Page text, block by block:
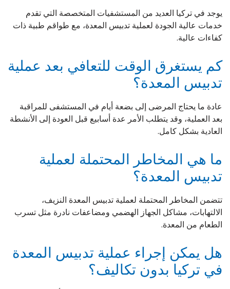
يوجد في تركيا العديد من المستشفيات المتخصصة التي تقدم
خدمات عالية الجودة لعملية تدبيس المعدة، مع طواقم طبية ذات
كفاءات عالية.
كم يستغرق الوقت للتعافي بعد عملية
تدبيس المعدة؟
عادة ما يحتاج المرضى إلى بضعة أيام في المستشفى للمراقبة
بعد العملية، وقد يتطلب الأمر عدة أسابيع قبل العودة إلى الأنشطة
العادية بشكل كامل.
ما هي المخاطر المحتملة لعملية
تدبيس المعدة؟
تتضمن المخاطر المحتملة لعملية تدبيس المعدة النزيف،
الالتهابات، مشاكل الجهاز الهضمي ومضاعفات نادرة مثل تسرب
الطعام من المعدة.
هل يمكن إجراء عملية تدبيس المعدة
في تركيا بدون تكاليف؟